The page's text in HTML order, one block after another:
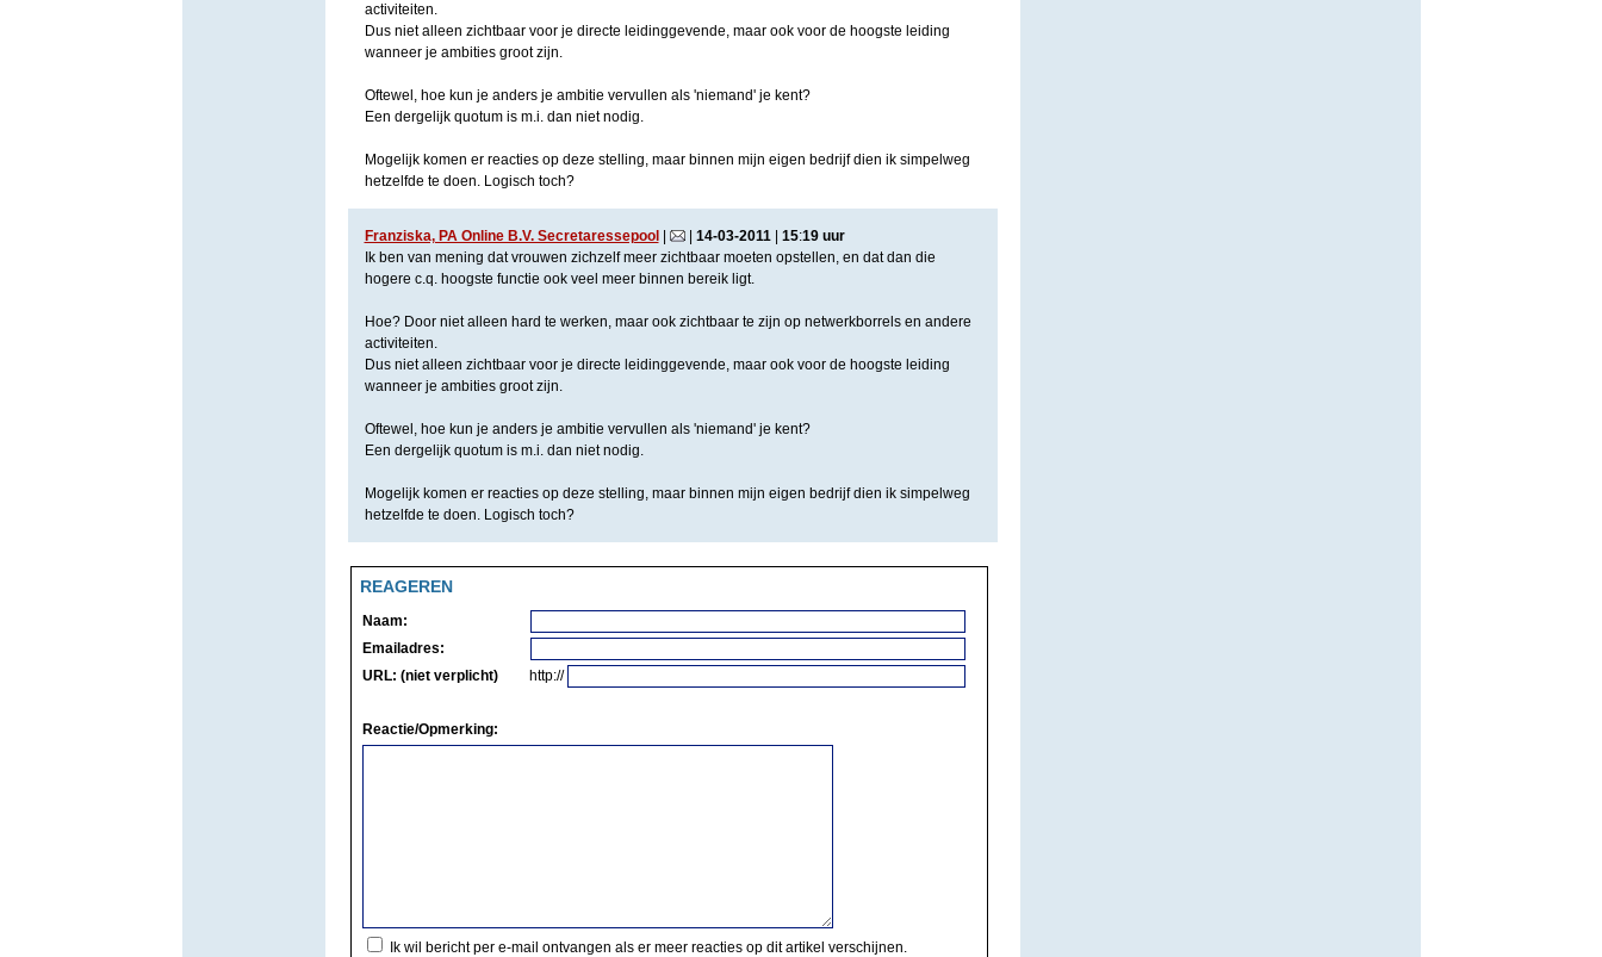
activiteiten.
Dus niet alleen zichtbaar voor je directe leidinggevende, maar ook voor de hoogste leiding
wanneer je ambities groot zijn.
Oftewel, hoe kun je anders je ambitie vervullen als 'niemand' je kent?
Een dergelijk quotum is m.i. dan niet nodig.
Mogelijk komen er reacties op deze stelling, maar binnen mijn eigen bedrijf dien ik simpelweg
hetzelfde te doen. Logisch toch?
Franziska, PA Online B.V. Secretaressepool | 14-03-2011| 15:19 uur
Ik ben van mening dat vrouwen zichzelf meer zichtbaar moeten opstellen, en dat dan die
hogere c.q. hoogste functie ook veel meer binnen bereik ligt.
Hoe? Door niet alleen hard te werken, maar ook zichtbaar te zijn op netwerkborrels en andere
activiteiten.
Dus niet alleen zichtbaar voor je directe leidinggevende, maar ook voor de hoogste leiding
wanneer je ambities groot zijn.
Oftewel, hoe kun je anders je ambitie vervullen als 'niemand' je kent?
Een dergelijk quotum is m.i. dan niet nodig.
Mogelijk komen er reacties op deze stelling, maar binnen mijn eigen bedrijf dien ik simpelweg
hetzelfde te doen. Logisch toch?
REAGEREN
Naam:
Emailadres:
URL: (niet verplicht)
http://
Reactie/Opmerking:
Ik wil bericht per e-mail ontvangen als er meer reacties op dit artikel verschijnen.